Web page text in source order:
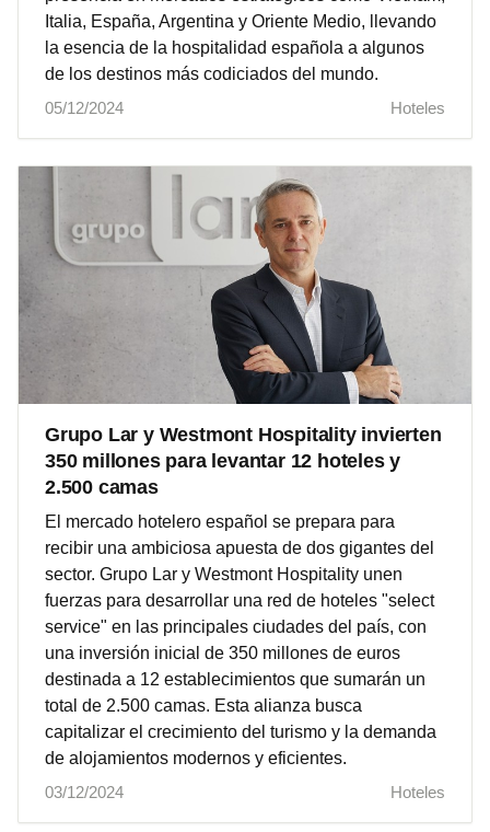
Italia, España, Argentina y Oriente Medio, llevando
la esencia de la hospitalidad española a algunos
de los destinos más codiciados del mundo.
05/12/2024
Hoteles
Grupo Lar y Westmont Hospitality invierten
350 millones para levantar 12 hoteles y
2.500 camas
El mercado hotelero español se prepara para
recibir una ambiciosa apuesta de dos gigantes del
sector. Grupo Lar y Westmont Hospitality unen
fuerzas para desarrollar una red de hoteles "select
service" en las principales ciudades del país, con
una inversión inicial de 350 millones de euros
destinada a 12 establecimientos que sumarán un
total de 2.500 camas. Esta alianza busca
capitalizar el crecimiento del turismo y la demanda
de alojamientos modernos y eficientes.
03/12/2024
Hoteles